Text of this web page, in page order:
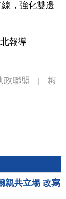
，強化雙邊
報導
政聯盟
梅
親共立場 改寫